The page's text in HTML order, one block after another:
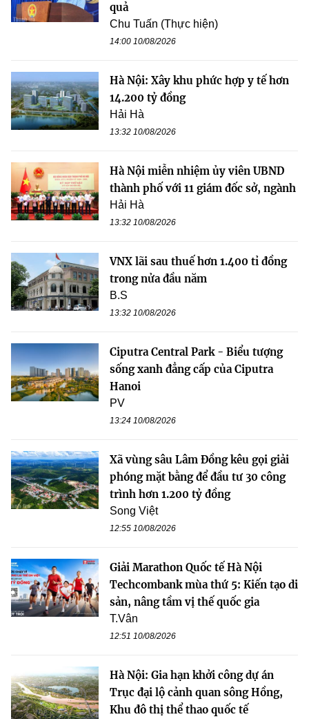
quả
Chu Tuấn (Thực hiện)
14:00 10/08/2026
Hà Nội: Xây khu phức hợp y tế hơn
14.200 tỷ đồng
Hải Hà
13:32 10/08/2026
Hà Nội miễn nhiệm ủy viên UBND
thành phố với 11 giám đốc sở, ngành
Hải Hà
13:32 10/08/2026
VNX lãi sau thuế hơn 1.400 tỉ đồng
trong nửa đầu năm
B.S
13:32 10/08/2026
Ciputra Central Park - Biểu tượng
sống xanh đẳng cấp của Ciputra
Hanoi
PV
13:24 10/08/2026
Xã vùng sâu Lâm Đồng kêu gọi giải
phóng mặt bằng để đầu tư 30 công
trình hơn 1.200 tỷ đồng
Song Việt
12:55 10/08/2026
Giải Marathon Quốc tế Hà Nội
Techcombank mùa thứ 5: Kiến tạo di
sản, nâng tầm vị thế quốc gia
T.Vân
12:51 10/08/2026
Hà Nội: Gia hạn khởi công dự án
Trục đại lộ cảnh quan sông Hồng,
Khu đô thị thể thao quốc tế